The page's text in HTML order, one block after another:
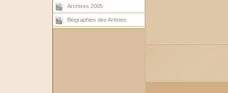
Archives 2005
Biographies des Artistes